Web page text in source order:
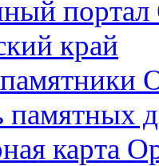
портал
край
памятных
карта